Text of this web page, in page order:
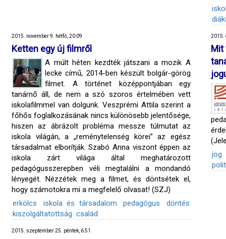
2015. november 9. hétfő, 20:09
Ketten egy új filmről
A múlt héten kezdték játszani a mozik A
lecke című, 2014-ben készült bolgár-görög
filmet. A történet középpontjában egy
tanárnő áll, de nem a szó szoros értelmében vett
iskolafilmmel van dolgunk. Veszprémi Attila szerint a
főhős foglalkozásának nincs különösebb jelentősége,
hiszen az ábrázolt probléma messze túlmutat az
iskola világán, a „reménytelenség körei” az egész
társadalmat elborítják. Szabó Anna viszont éppen az
iskola zárt világa által meghatározott
pedagógusszerepben véli megtalálni a mondandó
lényegét. Nézzétek meg a filmet, és döntsétek el,
hogy számotokra mi a megfelelő olvasat! (SZJ)
erkölcs
iskola és társadalom pedagógus
döntés
kiszolgáltatottság család
2015.
jog
2015. szeptember 25. péntek, 6:51